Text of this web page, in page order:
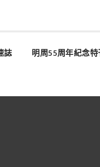
誌 明周55周年紀念特